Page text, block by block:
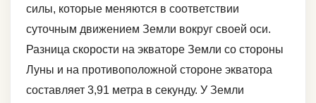
силы, которые меняются в соответствии
суточным движением Земли вокруг своей оси.
Разница скорости на экваторе Земли со стороны
Луны и на противоположной стороне экватора
составляет 3,91 метра в секунду. У Земли